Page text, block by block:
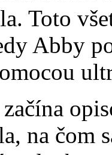
Toto
Abby
na čom